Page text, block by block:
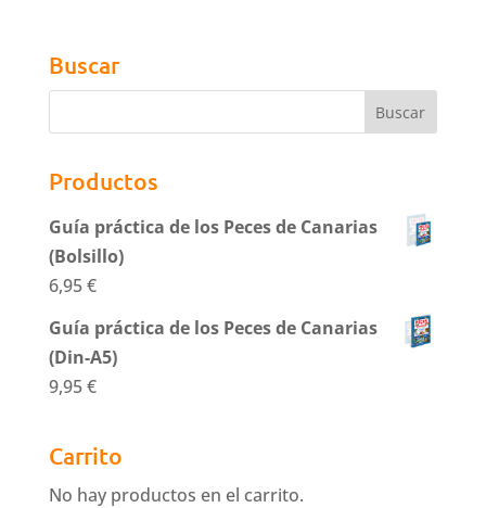
Buscar
Productos
Guía práctica de los Peces de Canarias
(Bolsillo)
6,95€
Guía práctica de los Peces de Canarias
(Din-A5)
9,95€
Carrito
No hay productos en el carrito.